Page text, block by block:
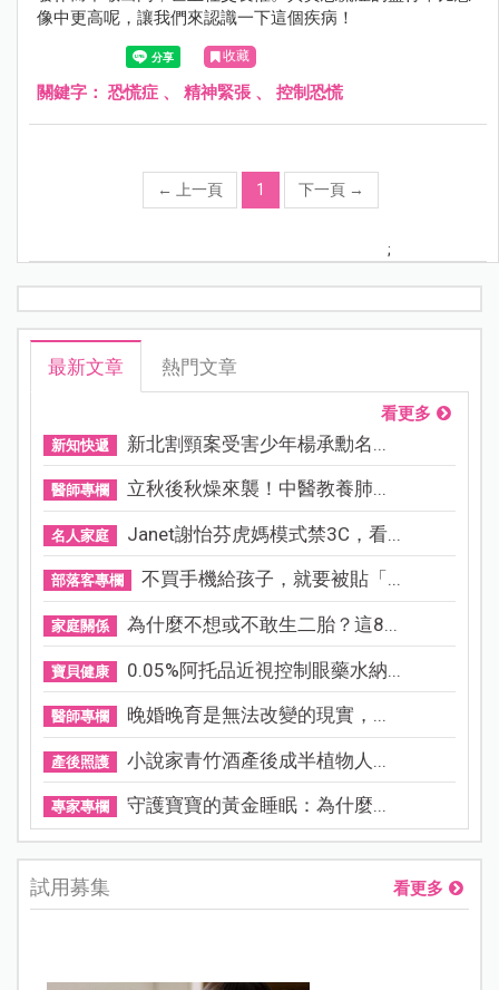
像中更高呢，讓我們來認識一下這個疾病！
收藏
關鍵字： 恐慌症 、 精神緊張 、 控制恐慌
← 上一頁 1 下一頁 →
;
最新文章 熱門文章
看更多
新知快遞 新北割頸案受害少年楊承勳名...
醫師專欄 立秋後秋燥來襲！中醫教養肺...
名人家庭 Janet謝怡芬虎媽模式禁3C，看...
部落客專欄 不買手機給孩子，就要被貼「...
家庭關係 為什麼不想或不敢生二胎？這8...
寶貝健康 0.05%阿托品近視控制眼藥水納...
醫師專欄 晚婚晚育是無法改變的現實，...
產後照護 小說家青竹酒產後成半植物人...
專家專欄 守護寶寶的黃金睡眠：為什麼...
試用募集 看更多